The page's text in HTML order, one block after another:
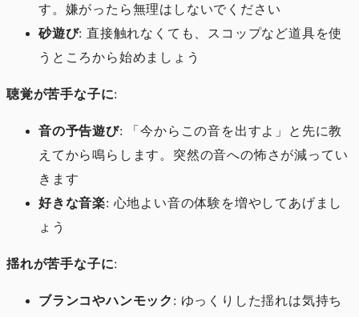
す。嫌がったら無理はしないでください
砂遊び: 直接触れなくても、スコップなど道具を使
うところから始めましょう
聴覚が苦手な子に:
音の予告遊び: 「今からこの音を出すよ」と先に教
えてから鳴らします。突然の音への怖さが減ってい
きます
好きな音楽: 心地よい音の体験を増やしてあげまし
ょう
揺れが苦手な子に:
ブランコやハンモック : ゆっくりした揺れは気持ち